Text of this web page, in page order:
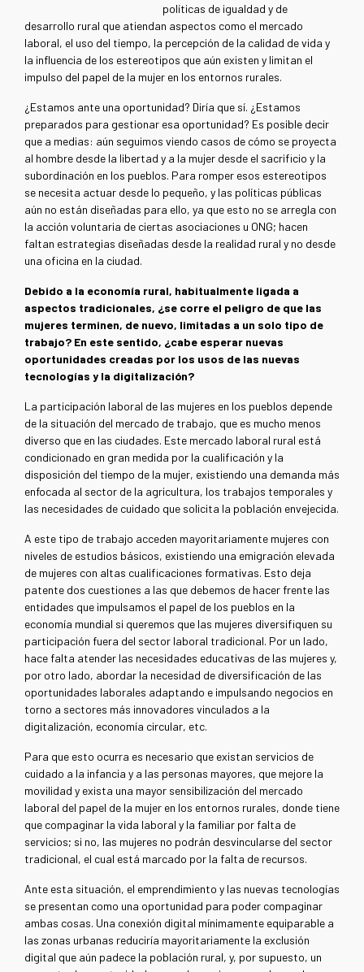
políticas de igualdad y de
desarrollo rural que atiendan aspectos como el mercado
laboral, el uso del tiempo, la percepción de la calidad de vida y
la influencia de los estereotipos que aún existen y limitan el
impulso del papel de la mujer en los entornos rurales.
¿Estamos ante una oportunidad? Diría que sí. ¿Estamos
preparados para gestionar esa oportunidad? Es posible decir
que a medias: aún seguimos viendo casos de cómo se proyecta
al hombre desde la libertad y a la mujer desde el sacrificio y la
subordinación en los pueblos. Para romper esos estereotipos
se necesita actuar desde lo pequeño, y las políticas públicas
aún no están diseñadas para ello, ya que esto no se arregla con
la acción voluntaria de ciertas asociaciones u ONG; hacen
faltan estrategias diseñadas desde la realidad rural y no desde
una oficina en la ciudad.
Debido a la economía rural, habitualmente ligada a
aspectos tradicionales, ¿se corre el peligro de que las
mujeres terminen, de nuevo, limitadas a un solo tipo de
trabajo? En este sentido, ¿cabe esperar nuevas
oportunidades creadas por los usos de las nuevas
tecnologías y la digitalización?
La participación laboral de las mujeres en los pueblos depende
de la situación del mercado de trabajo, que es mucho menos
diverso que en las ciudades. Este mercado laboral rural está
condicionado en gran medida por la cualificación y la
disposición del tiempo de la mujer, existiendo una demanda más
enfocada al sector de la agricultura, los trabajos temporales y
las necesidades de cuidado que solicita la población envejecida.
A este tipo de trabajo acceden mayoritariamente mujeres con
niveles de estudios básicos, existiendo una emigración elevada
de mujeres con altas cualificaciones formativas. Esto deja
patente dos cuestiones a las que debemos de hacer frente las
entidades que impulsamos el papel de los pueblos en la
economía mundial si queremos que las mujeres diversifiquen su
participación fuera del sector laboral tradicional. Por un lado,
hace falta atender las necesidades educativas de las mujeres y,
por otro lado, abordar la necesidad de diversificación de las
oportunidades laborales adaptando e impulsando negocios en
torno a sectores más innovadores vinculados a la
digitalización, economía circular, etc.
Para que esto ocurra es necesario que existan servicios de
cuidado a la infancia y a las personas mayores, que mejore la
movilidad y exista una mayor sensibilización del mercado
laboral del papel de la mujer en los entornos rurales, donde tiene
que compaginar la vida laboral y la familiar por falta de
servicios; si no, las mujeres no podrán desvincularse del sector
tradicional, el cual está marcado por la falta de recursos.
Ante esta situación, el emprendimiento y las nuevas tecnologías
se presentan como una oportunidad para poder compaginar
ambas cosas. Una conexión digital mínimamente equiparable a
las zonas urbanas reduciría mayoritariamente la exclusión
digital que aún padece la población rural, y, por supuesto, un